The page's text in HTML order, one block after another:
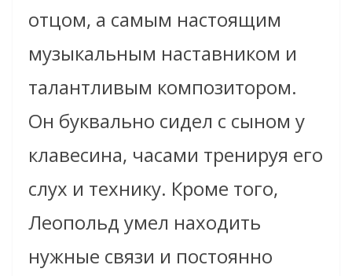
отцом, а самым настоящим
музыкальным наставником и
талантливым композитором.
Он буквально сидел с сыном у
клавесина, часами тренируя его
слух и технику. Кроме того,
Леопольд умел находить
нужные связи и постоянно